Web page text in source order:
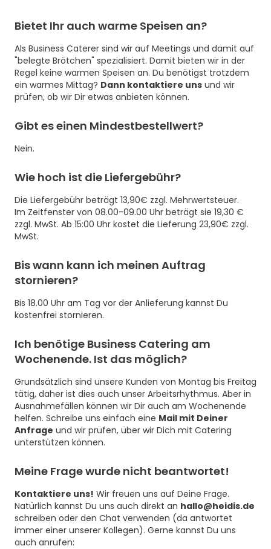
Bietet Ihr auch warme Speisen an?
Als Business Caterer sind wir auf Meetings und damit auf
"belegte Brötchen" spezialisiert. Damit bieten wir in der
Regel keine warmen Speisen an. Du benötigst trotzdem
ein warmes Mittag? Dann kontaktiere uns und wir
prüfen, ob wir Dir etwas anbieten können.
Gibt es einen Mindestbestellwert?
Nein.
Wie hoch ist die Liefergebühr?
Die Liefergebühr beträgt 13,90€ zzgl. Mehrwertsteuer.
Im Zeitfenster von 08.00-09.00 Uhr beträgt sie 19,30 €
zzgl. MwSt. Ab 15:00 Uhr kostet die Lieferung 23,90€ zzgl.
MwSt.
Bis wann kann ich meinen Auftrag
stornieren?
Bis 18.00 Uhr am Tag vor der Anlieferung kannst Du
kostenfrei stornieren.
Ich benötige Business Catering am
Wochenende. Ist das möglich?
Grundsätzlich sind unsere Kunden von Montag bis Freitag
tätig, daher ist dies auch unser Arbeitsrhythmus. Aber in
Ausnahmefällen können wir Dir auch am Wochenende
helfen. Schreibe uns einfach eine Mail mit Deiner
Anfrage und wir prüfen, über wir Dich mit Catering
unterstützen können.
Meine Frage wurde nicht beantwortet!
Kontaktiere uns! Wir freuen uns auf Deine Frage.
Natürlich kannst Du uns auch direkt an hallo@heidis.de
schreiben oder den Chat verwenden (da antwortet
immer einer unserer Kollegen). Gerne kannst Du uns
auch anrufen: